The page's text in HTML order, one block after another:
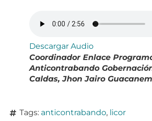
Descargar Audio
Coordinador Enlace
Anticontrabando
Caldas, Jhon Jairo
Tags: anticontrabando, licor